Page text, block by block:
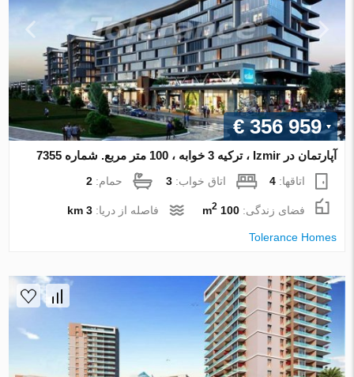
€ 356 959
آپارتمان در Izmir ، ترکیه 3 خوابه ، 100 متر مربع. شماره 7355
اتاقها:4 اتاق خواب:3 حمام:2
فضای زندگی:100 m
2 فاصله از دریا:3 km
Tolerance Homes